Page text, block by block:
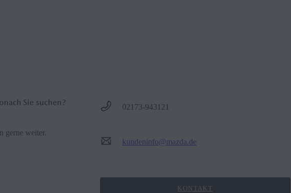
Sie suchen?
gerne weiter.
02173-943121
kundeninfo@mazda.de
KONTAKT